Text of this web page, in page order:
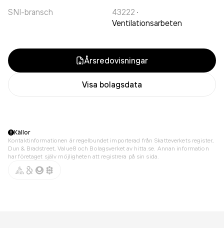
SNI-bransch 43222 ·
Ventilationsarbeten
Årsredovisningar
Visa bolagsdata
Källor
Kontaktinformationen är regelbundet importerad från Skatteverkets register,
Dun & Bradstreet, Value8 och Bolagsverket av hitta.se. Annan information
har företaget själv möjligheten att registrera på sin sida.